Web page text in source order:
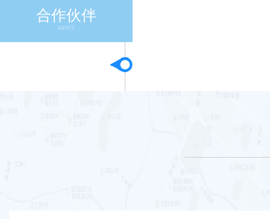
合作伙伴
ABOUT